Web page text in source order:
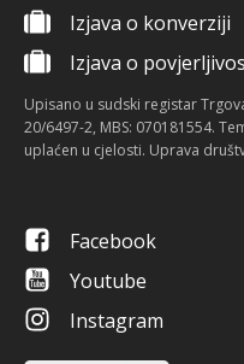
Izjava o konverziji
Izjava o
Upisano u sudski registar
20/6497-2, MBS: 070181554.
uplaćen u cjelosti. Uprava
Facebook
Youtube
Instagram